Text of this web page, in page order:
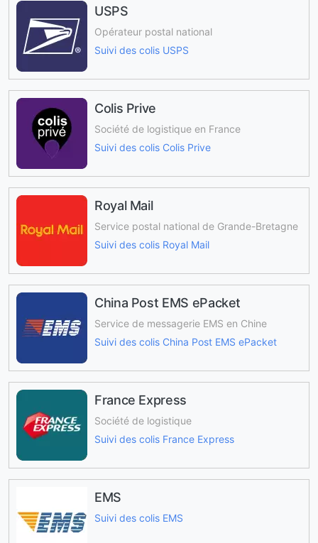
USPS
Opérateur postal national
Suivi des colis USPS
Colis Prive
Société de logistique en France
Suivi des colis Colis Prive
Royal Mail
Service postal national de Grande-Bretagne
Suivi des colis Royal Mail
China Post EMS ePacket
Service de messagerie EMS en Chine
Suivi des colis China Post EMS ePacket
France Express
Société de logistique
Suivi des colis France Express
EMS
Suivi des colis EMS